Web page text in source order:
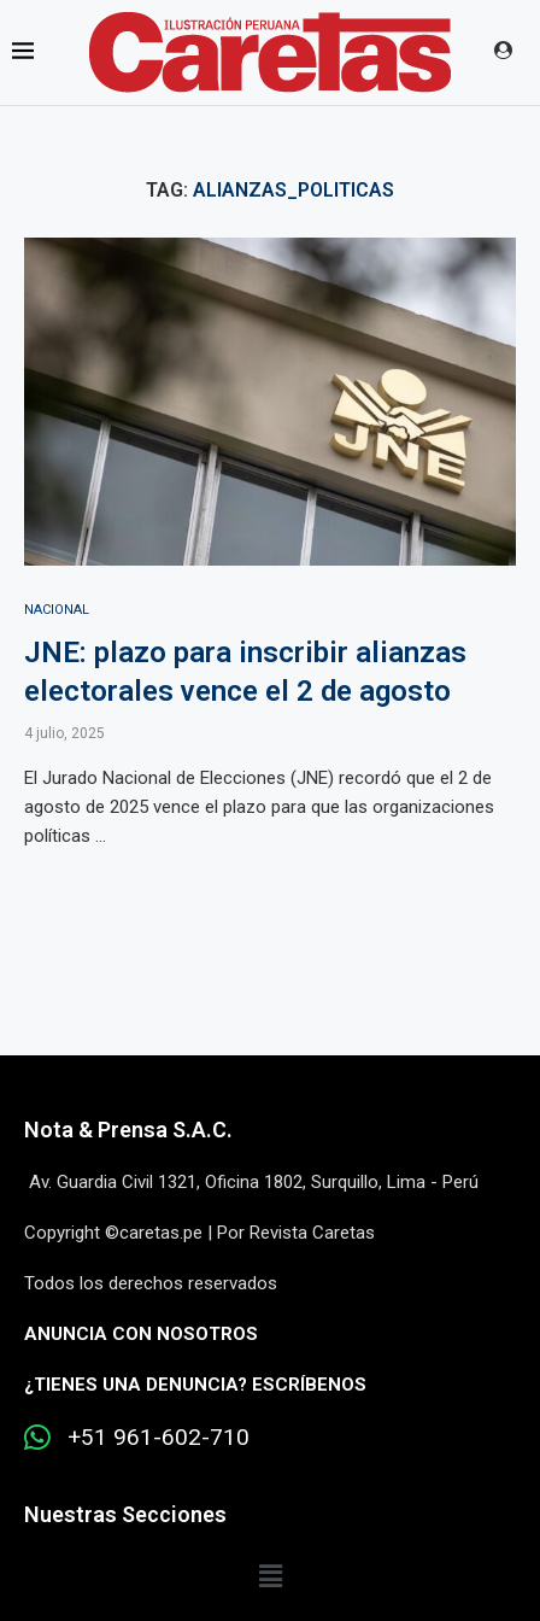
TAG: ALIANZAS_POLITICAS
NACIONAL
JNE: plazo para inscribir alianzas
electorales vence el 2 de agosto
4 julio, 2025
El Jurado Nacional de Elecciones (JNE) recordó que el 2 de
agosto de 2025 vence el plazo para que las organizaciones
políticas ...
Nota & Prensa S.A.C.
Av. Guardia Civil 1321, Oficina 1802, Surquillo, Lima - Perú
Copyright ©caretas.pe | Por Revista Caretas
Todos los derechos reservados
ANUNCIA CON NOSOTROS
¿TIENES UNA DENUNCIA? ESCRÍBENOS
+51 961-602-710
Nuestras Secciones